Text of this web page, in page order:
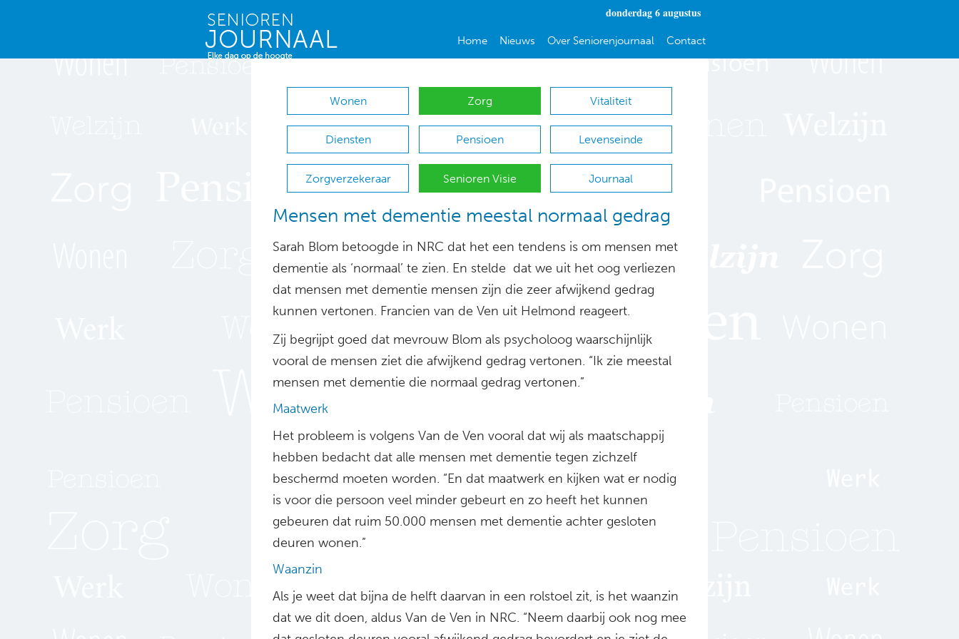
donderdag 6 augustus
Home Nieuws Over Seniorenjournaal Contact
Wonen Zorg Vitaliteit
Diensten Pensioen Levenseinde
Zorgverzekeraar Senioren Visie Journaal
Mensen met dementie meestal normaal gedrag
Sarah Blom betoogde in NRC dat het een tendens is om mensen met
dementie als ‘normaal’ te zien. En stelde dat we uit het oog verliezen
dat mensen met dementie mensen zijn die zeer afwijkend gedrag
kunnen vertonen. Francien van de Ven uit Helmond reageert.
Zij begrijpt goed dat mevrouw Blom als psycholoog waarschijnlijk
vooral de mensen ziet die afwijkend gedrag vertonen. “Ik zie meestal
mensen met dementie die normaal gedrag vertonen.”
Maatwerk
Het probleem is volgens Van de Ven vooral dat wij als maatschappij
hebben bedacht dat alle mensen met dementie tegen zichzelf
beschermd moeten worden. “En dat maatwerk en kijken wat er nodig
is voor die persoon veel minder gebeurt en zo heeft het kunnen
gebeuren dat ruim 50.000 mensen met dementie achter gesloten
deuren wonen.”
Waanzin
Als je weet dat bijna de helft daarvan in een rolstoel zit, is het waanzin
dat we dit doen, aldus Van de Ven in NRC. “Neem daarbij ook nog mee